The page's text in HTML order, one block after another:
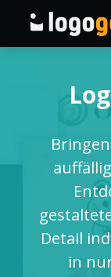
KI Logo
Logo Ideen
ÜberDetail
in